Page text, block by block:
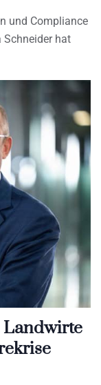
und Compliance
Schneider hat
Landwirte